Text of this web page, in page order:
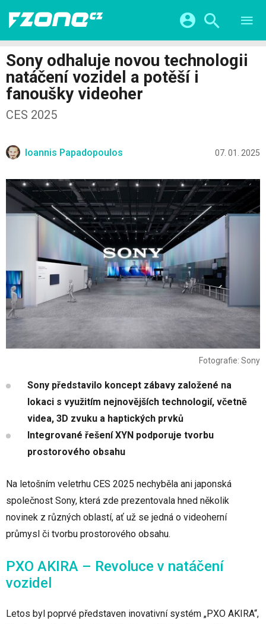
VIDEA
SERIÁLY
KATEGORIE
CHYTRÁ MĚSTA
ŽIVOT BUDOUCNOSTI
HRY A ZÁBAVA
FINTECH
Facebook Google
Twitter
Sony odhaluje novou technologii
natáčení vozidel a potěší i
fanoušky videoher
CES 2025
Ioannis Papadopoulos 07. 01. 2025
Fotografie: Sony
Sony představilo koncept zábavy založené na
lokaci s využitím nejnovějších technologií, včetně
videa, 3D zvuku a haptických prvků
Integrované řešení XYN podporuje tvorbu
prostorového obsahu
Na letošním veletrhu CES 2025 nechyběla ani japonská
společnost Sony, která zde prezentovala hned několik
novinek z různých oblastí, ať už se jedná o videoherní
průmysl či tvorbu prostorového obsahu.
PXO AKIRA – Revoluce v natáčení
vozidel
Letos byl poprvé představen inovativní systém „PXO AKIRA“,